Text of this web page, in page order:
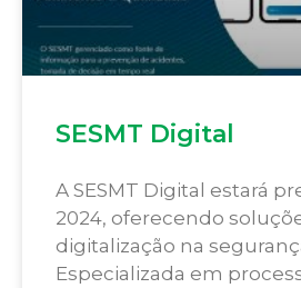
SESMT Digital
A SESMT Digital estará
2024, oferecendo
digitalização na
Especializada em